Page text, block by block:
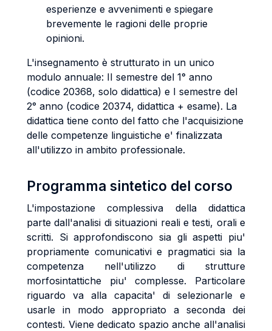
esperienze e avvenimenti e spiegare
brevemente le ragioni delle proprie
opinioni.
L'insegnamento è strutturato in un unico
modulo annuale: II semestre del 1° anno
(codice 20368, solo didattica) e I semestre del
2° anno (codice 20374, didattica + esame). La
didattica tiene conto del fatto che l'acquisizione
delle competenze linguistiche e' finalizzata
all'utilizzo in ambito professionale.
Programma sintetico del corso
L'impostazione complessiva della didattica
parte dall'analisi di situazioni reali e testi, orali e
scritti. Si approfondiscono sia gli aspetti piu'
propriamente comunicativi e pragmatici sia la
competenza nell'utilizzo di strutture
morfosintattiche piu' complesse. Particolare
riguardo va alla capacita' di selezionarle e
usarle in modo appropriato a seconda dei
contesti. Viene dedicato spazio anche all'analisi